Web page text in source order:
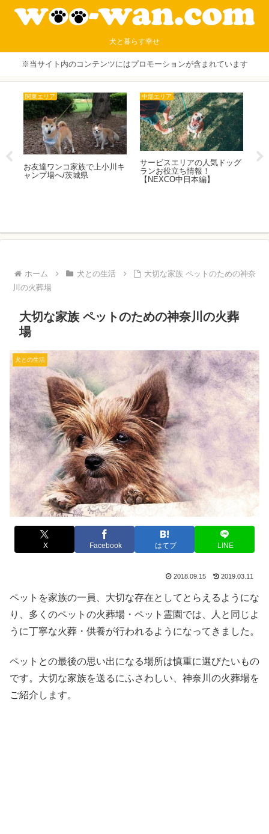
犬と暮らす幸せ
※当サイト内のコンテンツにはプロモーションが含まれています
族で上小川キ
中部エリア
サービスエリアの人気ドッグ
ランお役立ち情報！
【NEXCO中日本編】
中部エリア
山梨で愛犬連れサクラ
り体験！ペットも入れ
ランボ農園！
ホーム 犬との生活
大切な家族 ペットのための神奈
川の火葬場
大切な家族 ペットのための神奈川の火葬
場
犬との生活
X Facebook はてブ LINE
2018.09.15 2019.03.11
ペットを家族の一員、大切な存在としてとらえるようにな
り、多くのペットの火葬場・ペット霊園では、人と同じよ
うに丁寧な火葬・供養が行われるようになってきました。
ペットとの最後の思い出になる場所は慎重に選びたいもの
です。大切な家族を送るにふさわしい、神奈川の火葬場を
ご紹介します。